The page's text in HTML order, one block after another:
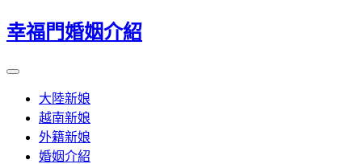
幸福門婚姻介紹
大陸新娘
越南新娘
外籍新娘
婚姻介紹